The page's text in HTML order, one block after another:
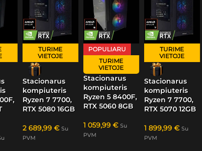
TURIME
VIETOJE
Stacionarus
kompiuteris
Ryzen 7 7700,
RTX 5080 16GB
2 689,99 € Su
PVM
POPULIARU
TURIME
VIETOJE
Stacionarus
kompiuteris
Ryzen 5 8400F,
RTX 5060 8GB
1 059,99 € Su
PVM
TURIME
VIETOJE
Stacionarus
kompiuteris
Ryzen 7 7700,
RTX 5070 12GB
1 899,99 € Su
PVM